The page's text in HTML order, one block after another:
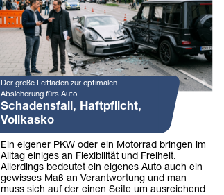
Der große Leitfaden zur optimalen
Absicherung fürs Auto
Schadensfall, Haftpflicht,
Vollkasko
Ein eigener PKW oder ein Motorrad bringen im
Alltag einiges an Flexibilität und Freiheit.
Allerdings bedeutet ein eigenes Auto auch ein
gewisses Maß an Verantwortung und man
muss sich auf der einen Seite um ausreichend